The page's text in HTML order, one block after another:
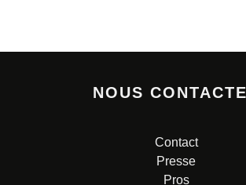
NOUS
Contact
Presse
Pros